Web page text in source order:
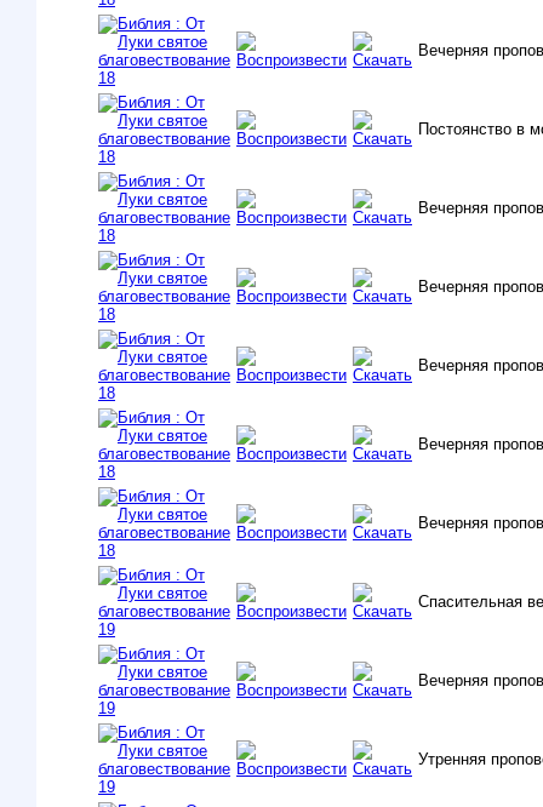
Вечерняя
Постоянство в
Вечерняя
Вечерняя
Вечерняя
Вечерняя
Вечерняя
Спасительная
Вечерняя
Утренняя